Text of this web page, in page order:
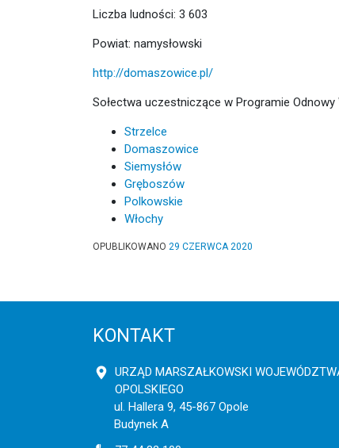
Liczba ludności: 3 603
Powiat: namysłowski
http://domaszowice.pl/
Sołectwa uczestniczące w Programie Odnowy
Strzelce
Domaszowice
Siemysłów
Gręboszów
Polkowskie
Włochy
OPUBLIKOWANO 29 CZERWCA 2020
KONTAKT
URZĄD MARSZAŁKOWSKI
OPOLSKIEGO
ul. Hallera 9, 45-867 Opole
Budynek A